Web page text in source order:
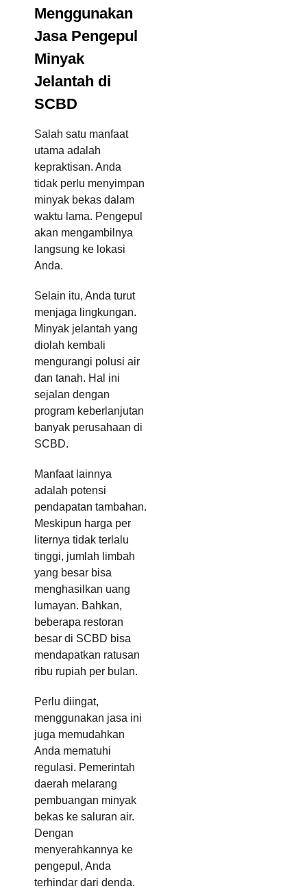
Menggunakan
Jasa Pengepul
Minyak
Jelantah di
SCBD
Salah satu manfaat
utama adalah
kepraktisan. Anda
tidak perlu menyimpan
minyak bekas dalam
waktu lama. Pengepul
akan mengambilnya
langsung ke lokasi
Anda.
Selain itu, Anda turut
menjaga lingkungan.
Minyak jelantah yang
diolah kembali
mengurangi polusi air
dan tanah. Hal ini
sejalan dengan
program keberlanjutan
banyak perusahaan di
SCBD.
Manfaat lainnya
adalah potensi
pendapatan tambahan.
Meskipun harga per
liternya tidak terlalu
tinggi, jumlah limbah
yang besar bisa
menghasilkan uang
lumayan. Bahkan,
beberapa restoran
besar di SCBD bisa
mendapatkan ratusan
ribu rupiah per bulan.
Perlu diingat,
menggunakan jasa ini
juga memudahkan
Anda mematuhi
regulasi. Pemerintah
daerah melarang
pembuangan minyak
bekas ke saluran air.
Dengan
menyerahkannya ke
pengepul, Anda
terhindar dari denda.